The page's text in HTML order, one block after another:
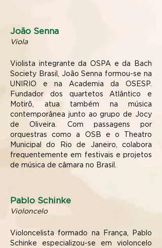
João Senna
Viola
Violista integrante da OSPA e da Bach
Society Brasil, João Senna formou-se na
UNIRIO e na Academia da OSESP.
Fundador dos quartetos Atlântico e
Motirõ, atua também na música
contemporânea junto ao grupo de Jocy
de Oliveira. Com passagens por
orquestras como a OSB e o Theatro
Municipal do Rio de Janeiro, colabora
frequentemente em festivais e projetos
de música de câmara no Brasil.
Pablo Schinke
Violoncelo
Violoncelista formado na França, Pablo
Schinke especializou-se em violoncelo